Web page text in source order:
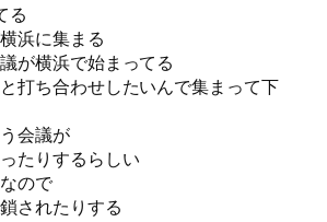
る
浜に集まる
が横浜で始まってる
打ち合わせしたいんで集まって下
会議が
たりするらしい
ので
されたりする